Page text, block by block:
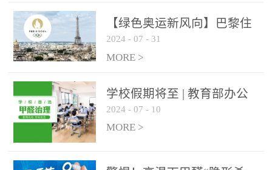
【绿色奥运新风向】巴黎住
宿风波：优吸环保共建健康
绿色家居
2024 - 07 - 31
MORE >
学校假期将至 | 教育部办公
厅关于加强学校新建校舍室
内空气质量管理通知
2024 - 07 - 10
MORE >